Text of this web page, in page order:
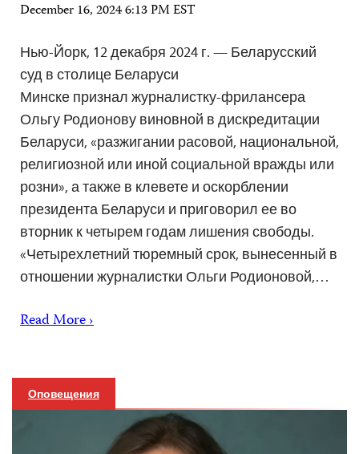
December 16, 2024 6:13 PM EST
Нью-Йорк, 12 декабря 2024 г. — Беларусский
суд в столице Беларуси
Минске признал журналистку-фрилансера
Ольгу Родионову виновной в дискредитации
Беларуси, «разжигании расовой, национальной,
религиозной или иной социальной вражды или
розни», а также в клевете и оскорблении
президента Беларуси и приговорил ее во
вторник к четырем годам лишения свободы.
«Четырехлетний тюремный срок, вынесенный в
отношении журналистки Ольги Родионовой,…
Read More ›
Оповещения